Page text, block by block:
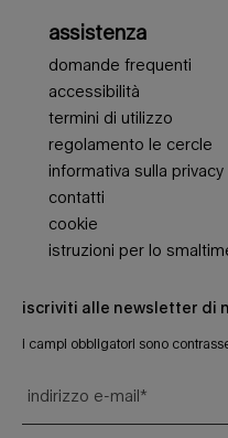
assistenza
domande frequenti
accessibilità
termini di utilizzo
regolamento le cercle
informativa sulla privacy
contatti
cookie
istruzioni per lo
iscriviti alle newsletter di
i campi obbligatori sono
indirizzo e-mail*